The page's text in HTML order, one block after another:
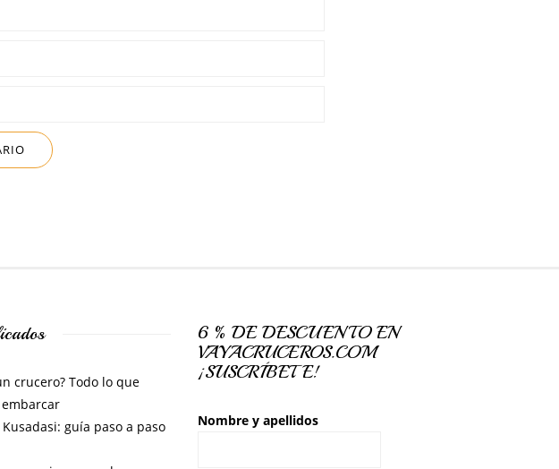
crucero? Todo lo que
guía paso a paso
6 % DE DESCUENTO EN
VAYACRUCEROS.COM
¡SUSCRÍBETE!
Nombre y apellidos